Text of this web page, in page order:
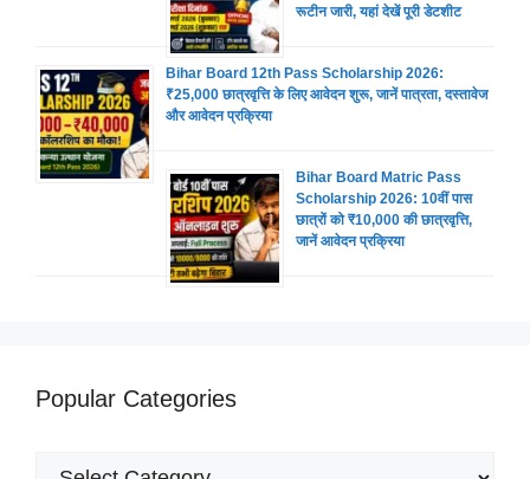
रूटीन जारी, यहां देखें पूरी डेटशीट
Bihar Board 12th Pass Scholarship 2026:
₹25,000 छात्रवृत्ति के लिए आवेदन शुरू, जानें पात्रता, दस्तावेज
और आवेदन प्रक्रिया
Bihar Board Matric Pass
Scholarship 2026: 10वीं पास
छात्रों को ₹10,000 की छात्रवृत्ति,
जानें आवेदन प्रक्रिया
Popular Categories
Popular